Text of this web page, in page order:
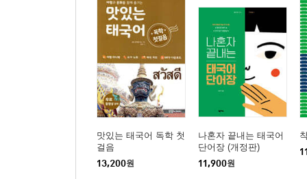
맛있는 태국어 독학 첫
걸음
13,200원
나혼자 끝내는 태국어
단어장 (개정판)
11,900원